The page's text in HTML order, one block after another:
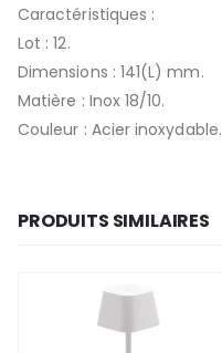
Caractéristiques :
Lot : 12.
Dimensions : 141(L) mm.
Matière : Inox 18/10.
Couleur : Acier inoxydable.
PRODUITS SIMILAIRES